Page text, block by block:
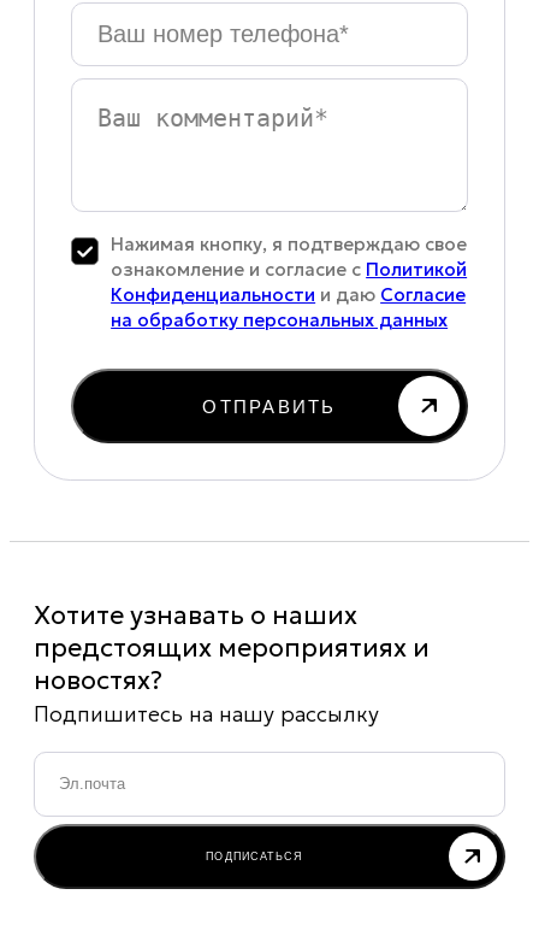
Ваш
номер
телефона*
Ваш
комментарий
Нажимая кнопку, я подтверждаю свое
ознакомление и согласие с Политикой
Конфиденциальности и даю Согласие
на обработку персональных данных
ОТПРАВИТЬ
Хотите узнавать о наших
предстоящих мероприятиях и
новостях?
Подпишитесь на нашу рассылку
Email
ПОДПИСАТЬСЯ